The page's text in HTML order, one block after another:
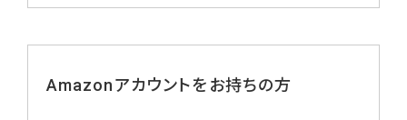
Amazonアカウントをお持ちの方